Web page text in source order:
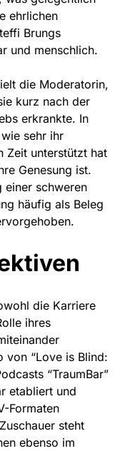
ehrlichen
Brungs
und menschlich.
die Moderatorin,
kurz nach der
erkrankte. In
sehr ihr
Zeit unterstützt hat
Genesung ist.
einer schweren
häufig als Beleg
die Karriere
ihres
von “Love is Blind:
“TraumBar”
etabliert und
Formaten
steht
ebenso im